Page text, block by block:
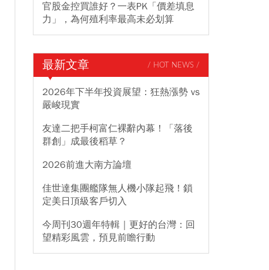
官股金控買誰好？一表PK「價差填息
力」，為何殖利率最高未必划算
最新文章 / HOT NEWS /
2026年下半年投資展望：狂熱漲勢 vs
嚴峻現實
友達二把手柯富仁裸辭內幕！「落後
群創」成最後稻草？
2026前進大南方論壇
佳世達集團艦隊無人機小隊起飛！鎖
定美日頂級客戶切入
今周刊30週年特輯｜更好的台灣：回
望精彩風雲，預見前瞻行動